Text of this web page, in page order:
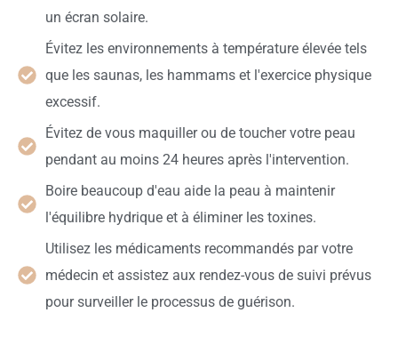
un écran solaire.
Évitez les environnements à température élevée tels
que les saunas, les hammams et l'exercice physique
excessif.
Évitez de vous maquiller ou de toucher votre peau
pendant au moins 24 heures après l'intervention.
Boire beaucoup d'eau aide la peau à maintenir
l'équilibre hydrique et à éliminer les toxines.
Utilisez les médicaments recommandés par votre
médecin et assistez aux rendez-vous de suivi prévus
pour surveiller le processus de guérison.